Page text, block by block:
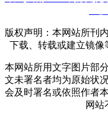
版权声明：本网站所刊
下载、转载或建立镜像
本网站所用文字图片部
文未署名者均为原始状
会及时署名或依照作者
网站